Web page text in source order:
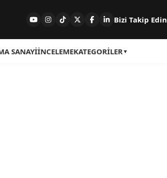
Bizi Takip Edin
SANAYIİNCELEMEKATEGORILER